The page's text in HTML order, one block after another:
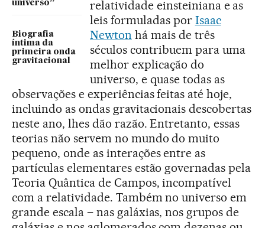
universo”
Biografia
íntima da
primeira onda
gravitacional
relatividade einsteiniana e as
leis formuladas por Isaac
Newton há mais de três
séculos contribuem para uma
melhor explicação do
universo, e quase todas as
observações e experiências feitas até hoje,
incluindo as ondas gravitacionais descobertas
neste ano, lhes dão razão. Entretanto, essas
teorias não servem no mundo do muito
pequeno, onde as interações entre as
partículas elementares estão governadas pela
Teoria Quântica de Campos, incompatível
com a relatividade. Também no universo em
grande escala – nas galáxias, nos grupos de